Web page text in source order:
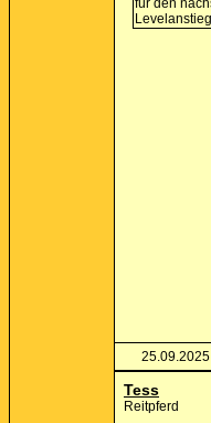
25.09.2025
Tess
Reitpferd